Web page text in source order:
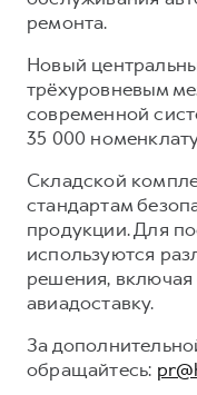
ремонта.
Новый
трёхуровневым
современной
35 000
Складской
стандартам
продукции. Для
используются
решения,
авиадоставку.
За
обращайтесь: